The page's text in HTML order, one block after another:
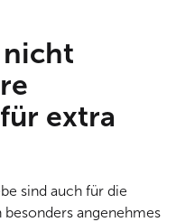
nicht
extra
sind auch für die
besonders angenehmes